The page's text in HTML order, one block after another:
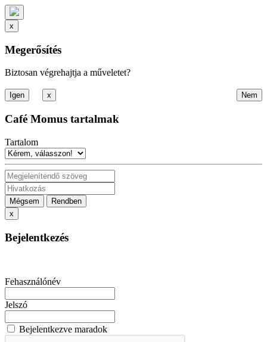
x
Megerősítés
Biztosan végrehajtja a műveletet?
x
Café Momus tartalmak
Tartalom
Mégsem
Rendben
x
Bejelentkezés
Fehasználónév
Jelszó
Bejelentkezve maradok